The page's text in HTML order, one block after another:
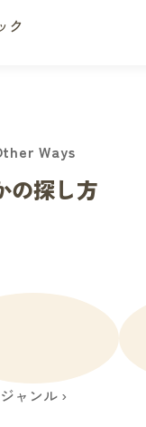
ク
Ways
の探し方
ジャンル ›